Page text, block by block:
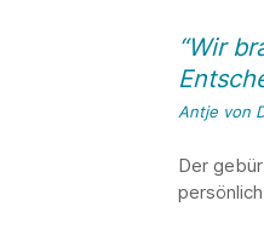
“Wir
Antje von
Der